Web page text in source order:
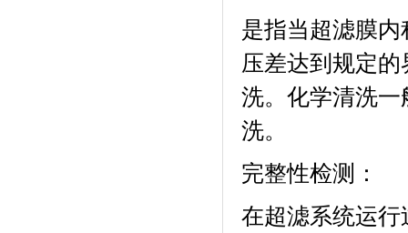
是指当超滤膜
压差达到规定
洗。化学清洗
洗。
完整性检测：
在超滤系统运